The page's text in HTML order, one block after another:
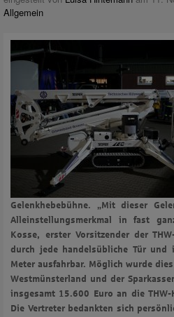
Allgemein
Gelenkhebebühne. „Mit dieser
Alleinstellungsmerkmal in fast
Kosse,
erster Vorsitzender der
durch jede handelsübliche Tür
Meter ausfahrbar. Möglich wurde
Westmünsterland und der
insgesamt 15.600 Euro an die THW-
Die Vertreter bedankten sich